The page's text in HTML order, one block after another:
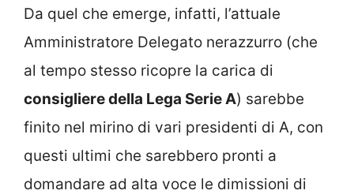
Da quel che emerge, infatti, l’attuale
Amministratore Delegato nerazzurro (che
al tempo stesso ricopre la carica di
consigliere della Lega Serie A) sarebbe
finito nel mirino di vari presidenti di A, con
questi ultimi che sarebbero pronti a
domandare ad alta voce le dimissioni di